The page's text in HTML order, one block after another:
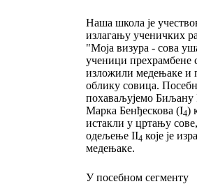
Наша школа је
излагању ученичких
"Моја визура - сова
ученици прехрамбене
изложили медењаке и
облику совица.
похаваљујемо
Марка Бенђескова (I4)
истакли у цртању
одељење II4 које је
медењаке.
У посебном сегменту